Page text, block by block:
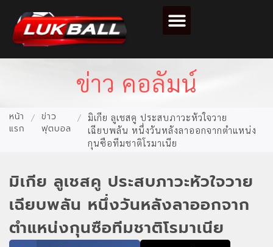
ข่าว คอลัมน์
หน้า
แรก
/ ข่าว
ฟุตบอล
/
มิเกีย ลูเชสคู ประสบภาวะหัวใจวาย
เฉียบพลัน หนึ่งวันหลังลาออกจากตำแหน่ง
กุนซือทีมชาติโรมาเนีย
มิเกีย ลูเชสคู ประสบภาวะหัวใจวาย
เฉียบพลัน หนึ่งวันหลังลาออกจาก
ตำแหน่งกุนซือทีมชาติโรมาเนีย